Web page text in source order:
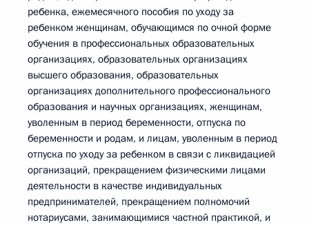
ребенка, ежемесячного пособия по уходу за
ребенком женщинам, обучающимся по очной форме
обучения в профессиональных образовательных
организациях, образовательных организациях
высшего образования, образовательных
организациях дополнительного профессионального
образования и научных организациях, женщинам,
уволенным в период беременности, отпуска по
беременности и родам, и лицам, уволенным в период
отпуска по уходу за ребенком в связи с ликвидацией
организаций, прекращением физическими лицами
деятельности в качестве индивидуальных
предпринимателей, прекращением полномочий
нотариусами, занимающимися частной практикой, и